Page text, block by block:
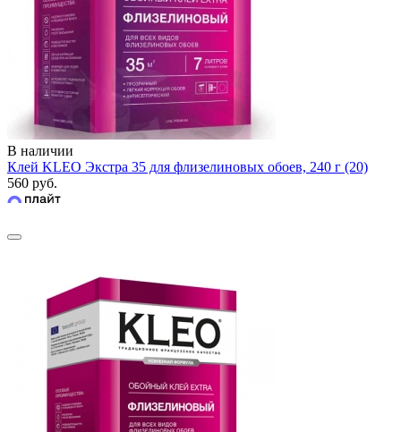
В наличии
Клей KLEO Экстра 35 для флизелиновых обоев, 240 г (20)
560 руб.